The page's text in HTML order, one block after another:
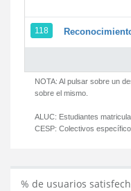
118
NOTA: Al pulsar sobre un
sobre el mismo.
ALUC: Estudiantes
CESP: Colectivos
% de usuarios